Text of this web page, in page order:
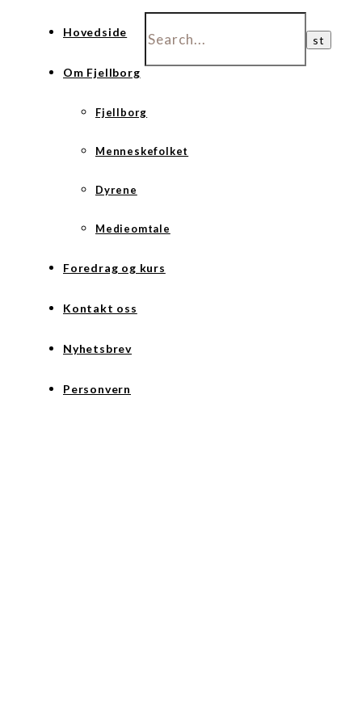
Hovedside
Om Fjellborg
Fjellborg
Menneskefolket
Dyrene
Medieomtale
Foredrag og kurs
Kontakt oss
Nyhetsbrev
Personvern